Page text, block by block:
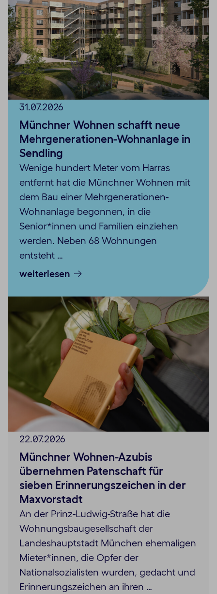
Münchner Wohnen schafft neue
Mehrgenerationen-Wohnanlage in
Sendling
31.07.2026
Wenige hundert Meter vom Harras
entfernt hat die Münchner Wohnen mit
dem Bau einer Mehrgenerationen-
Wohnanlage begonnen, in die
Senior*innen und Familien einziehen
werden. Neben 68 Wohnungen
entsteht …
weiterlesen
Münchner Wohnen-Azubis
übernehmen Patenschaft für
sieben Erinnerungszeichen in der
Maxvorstadt
22.07.2026
An der Prinz-Ludwig-Straße hat die
Wohnungsbaugesellschaft der
Landeshauptstadt München ehemaligen
Mieter*innen, die Opfer der
Nationalsozialisten wurden, gedacht und
Erinnerungszeichen an ihren …